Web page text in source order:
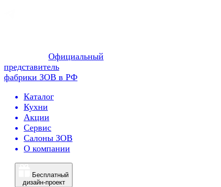
Официальный
представитель
фабрики ЗОВ в РФ
Каталог
Кухни
Акции
Сервис
Салоны ЗОВ
О компании
Бесплатный
дизайн-проект